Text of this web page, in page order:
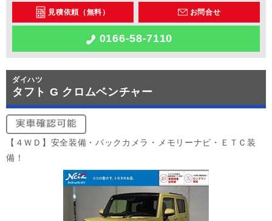
見積依頼（無料） お問合せ
0166-58-7110
ダイハツ
タフト G クロムベンチャー
【４ＷＤ】安全装備・バックカメラ・メモリーナビ・ＥＴＣ装
備！